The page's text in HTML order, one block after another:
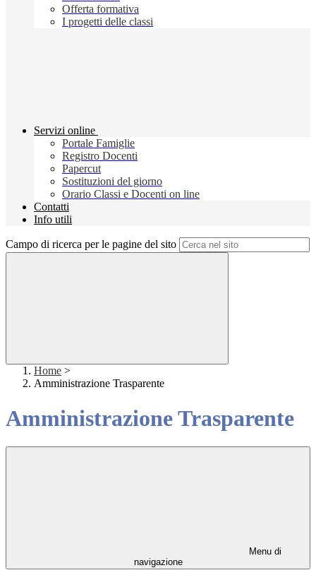
Offerta formativa
I progetti delle classi
Servizi online
Portale Famiglie
Registro Docenti
Papercut
Sostituzioni del giorno
Orario Classi e Docenti on line
Contatti
Info utili
Campo di ricerca per le pagine del sito
Home >
Amministrazione Trasparente
Amministrazione Trasparente
Menu di
navigazione